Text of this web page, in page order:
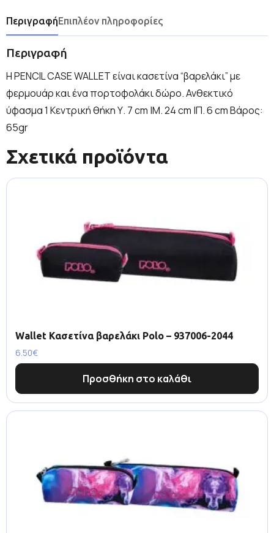
ΠεριγραφήΕπιπλέον πληροφορίες
Περιγραφή
Η PENCIL CASE WALLET είναι κασετίνα “βαρελάκι” με
φερμουάρ και ένα πορτοφολάκι δώρο. Ανθεκτικό
ύφασμα 1 Κεντρική θήκη Υ. 7 cm |Μ. 24 cm |Π. 6 cm Βάρος:
65gr
Σχετικά προϊόντα
Wallet Κασετίνα βαρελάκι Polo – 937006-2044
6.50€
Προσθήκη στο καλάθι